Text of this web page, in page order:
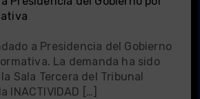
a Presidencia del Gobierno
La demanda ha sido
Sala Tercera del Tribunal
INACTIVIDAD […]